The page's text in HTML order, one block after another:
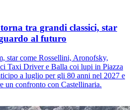
tra grandi classici, star
al futuro
star come Rossellini, Aronofsky,
Taxi Driver e Balla coi lupi in Piazza
a luglio per gli 80 anni nel 2027 e
un confronto con Castellinaria.